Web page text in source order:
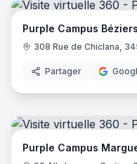
Purple Campus Béziers
308 Rue de Chiclana,
Partager
Purple Campus